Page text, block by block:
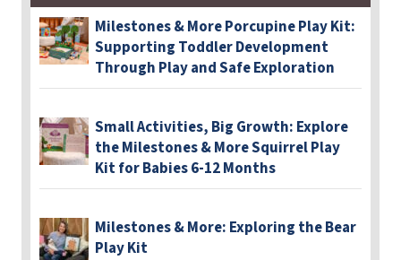
Milestones & More Porcupine Play Kit:
Supporting Toddler Development
Through Play and Safe Exploration
Small Activities, Big Growth: Explore
the Milestones & More Squirrel Play
Kit for Babies 6-12 Months
Milestones & More: Exploring the Bear
Play Kit